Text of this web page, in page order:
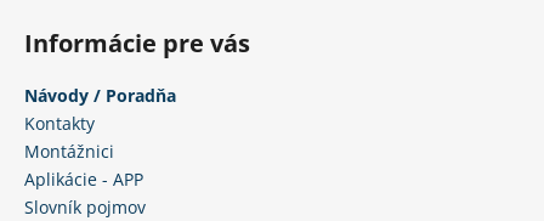
Informácie pre vás
Návody / Poradňa
Kontakty
Montážnici
Aplikácie - APP
Slovník pojmov